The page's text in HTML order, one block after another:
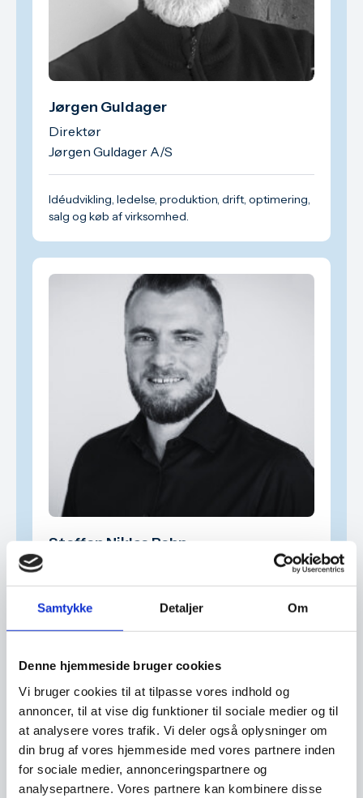
Samtykke Detaljer Om
Denne hjemmeside bruger cookies
Vi bruger cookies til at tilpasse vores indhold og
annoncer, til at vise dig funktioner til sociale medier og til
at analysere vores trafik. Vi deler også oplysninger om
din brug af vores hjemmeside med vores partnere inden
for sociale medier, annonceringspartnere og
analysepartnere. Vores partnere kan kombinere disse
Jørgen Guldager
Direktør
Jørgen Guldager A/S
Idéudvikling, ledelse, produktion, drift, optimering,
salg og køb af virksomhed.
Steffen Niklas Rehn
BEST 4 PROJECT .:Digital
Strategi & værdiskabelse, Digitalisering & AI,
til eksekvering